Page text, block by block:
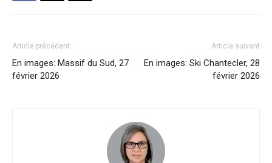
Article précédent
En images: Massif du Sud, 27
février 2026
Article suivant
En images: Ski Chantecler, 28
février 2026